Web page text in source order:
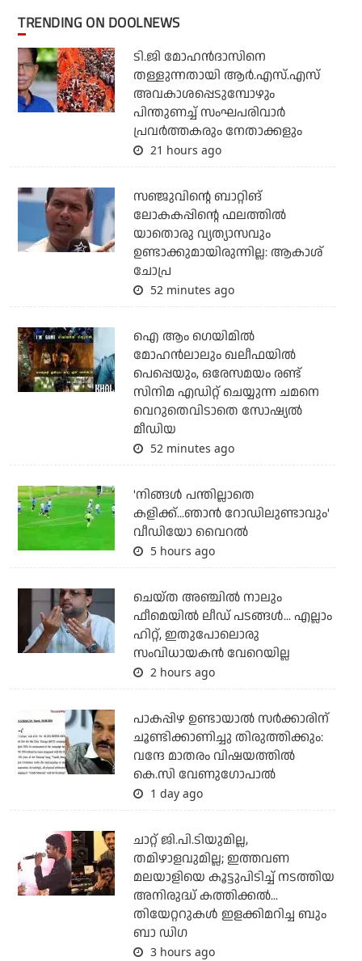
TRENDING ON DOOLNEWS
ടി.ജി മോഹന്‍ദാസിനെ
തള്ളുന്നതായി ആര്‍.എസ്.എസ്
അവകാശപ്പെടുമ്പോഴും
പിന്തുണച്ച് സംഘപരിവാര്‍
പ്രവര്‍ത്തകരും നേതാക്കളും
21 hours ago
സഞ്ജുവിന്റെ ബാറ്റിങ്
ലോകകപ്പിന്റെ ഫലത്തില്‍
യാതൊരു വ്യത്യാസവും
ഉണ്ടാക്കുമായിരുന്നില്ല: ആകാശ്
ചോപ്ര
52 minutes ago
ഐ ആം ഗെയിമില്‍
മോഹന്‍ലാലും ഖലീഫയില്‍
പെപ്പെയും, ഒരേസമയം രണ്ട്
സിനിമ എഡിറ്റ് ചെയ്യുന്ന ചമനെ
വെറുതെവിടാതെ സോഷ്യല്‍
മീഡിയ
52 minutes ago
'നിങ്ങള്‍ പന്തില്ലാതെ
കളിക്ക്...ഞാന്‍ റോഡിലുണ്ടാവും'
വീഡിയോ വൈറല്‍
5 hours ago
ചെയ്ത അഞ്ചില്‍ നാലും
ഫീമെയില്‍ ലീഡ് പടങ്ങള്‍... എല്ലാം
ഹിറ്റ്, ഇതുപോലൊരു
സംവിധായകന്‍ വേറെയില്ല
2 hours ago
പാകപ്പിഴ ഉണ്ടായാല്‍ സര്‍ക്കാരിന്
ചൂണ്ടിക്കാണിച്ചു തിരുത്തിക്കും:
വന്ദേ മാതരം വിഷയത്തില്‍
കെ.സി വേണുഗോപാല്‍
1 day ago
ചാറ്റ് ജി.പി.ടിയുമില്ല,
തമിഴാളവുമില്ല; ഇത്തവണ
മലയാളിയെ കൂട്ടുപിടിച്ച് നടത്തിയ
അനിരുദ്ധ് കത്തിക്കല്‍...
തിയേറ്ററുകള്‍ ഇളക്കിമറിച്ച ബും
ബാ ഡിഗ
3 hours ago